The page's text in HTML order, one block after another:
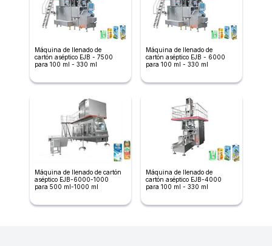
Máquina de llenado de
cartón aséptico EJB-4000
para 100 ml - 330 ml
Máquina de llenado de cartón
aséptico EJB-6000-1000
para 500 ml-1000 ml
Máquina de llenado de
cartón aséptico EJB - 6000
para 100 ml - 330 ml
Máquina de llenado de
cartón aséptico EJB - 7500
para 100 ml - 330 ml